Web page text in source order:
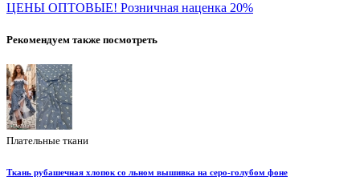
ЦЕНЫ ОПТОВЫЕ! Розничная наценка 20%
Рекомендуем также посмотреть
Плательные ткани
Ткань рубашечная хлопок со льном вышивка на серо-голубом фоне